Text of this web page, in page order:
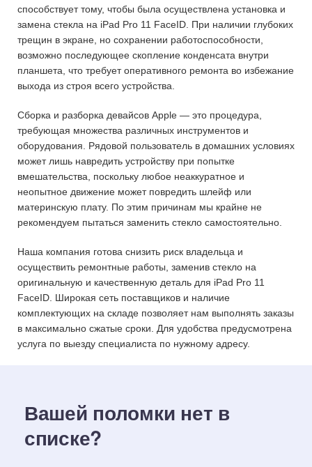
способствует тому, чтобы была осуществлена установка и
замена стекла на iPad Pro 11 FaceID. При наличии глубоких
трещин в экране, но сохранении работоспособности,
возможно последующее скопление конденсата внутри
планшета, что требует оперативного ремонта во избежание
выхода из строя всего устройства.
Сборка и разборка девайсов Apple — это процедура,
требующая множества различных инструментов и
оборудования. Рядовой пользователь в домашних условиях
может лишь навредить устройству при попытке
вмешательства, поскольку любое неаккуратное и
неопытное движение может повредить шлейф или
материнскую плату. По этим причинам мы крайне не
рекомендуем пытаться заменить стекло самостоятельно.
Наша компания готова снизить риск владельца и
осуществить ремонтные работы, заменив стекло на
оригинальную и качественную деталь для iPad Pro 11
FaceID. Широкая сеть поставщиков и наличие
комплектующих на складе позволяет нам выполнять заказы
в максимально сжатые сроки. Для удобства предусмотрена
услуга по выезду специалиста по нужному адресу.
Вашей поломки нет в
списке?